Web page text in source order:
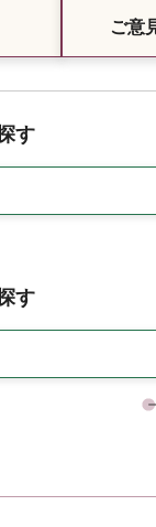
ご意
す
す